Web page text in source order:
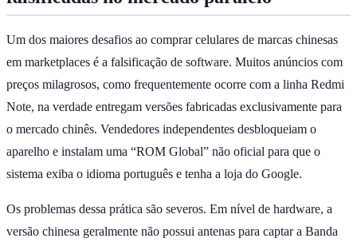
Um dos maiores desafios ao comprar celulares de marcas chinesas
em marketplaces é a falsificação de software. Muitos anúncios com
preços milagrosos, como frequentemente ocorre com a linha Redmi
Note, na verdade entregam versões fabricadas exclusivamente para
o mercado chinês. Vendedores independentes desbloqueiam o
aparelho e instalam uma “ROM Global” não oficial para que o
sistema exiba o idioma português e tenha a loja do Google.
Os problemas dessa prática são severos. Em nível de hardware, a
versão chinesa geralmente não possui antenas para captar a Banda